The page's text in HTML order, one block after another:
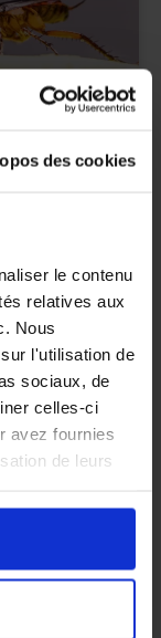
des cookies
le contenu
relatives aux
Nous
l'utilisation de
sociaux, de
celles-ci
avez fournies
de leurs
attire